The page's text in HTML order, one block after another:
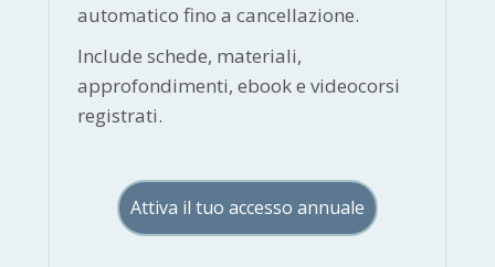
automatico fino a cancellazione.
Include schede, materiali,
approfondimenti, ebook e videocorsi
registrati.
Attiva il tuo accesso annuale